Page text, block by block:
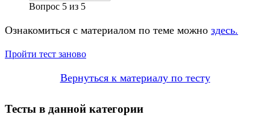
Вопрос 5 из 5
Ознакомиться с материалом по теме можно здесь.
Пройти тест заново
Вернуться к материалу по тесту
Тесты в данной категории